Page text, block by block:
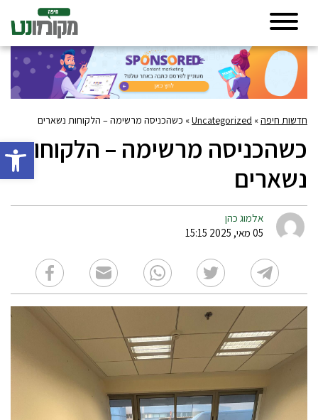
פתח
חדשות חיפה»
Uncategorized
» כשהכניסה מרשימה – הלקוחות נשארים
כשהכניסה מרשימה – הלקוחות
נשארים
אלמוג כהן
05 מאי, 2025 15:15